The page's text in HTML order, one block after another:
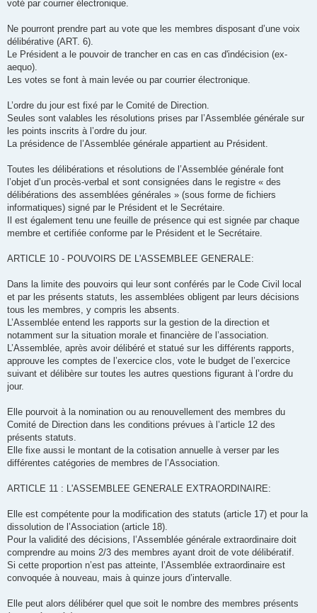
voté par courrier électronique.
Ne pourront prendre part au vote que les membres disposant d’une voix
délibérative (ART. 6).
Le Président a le pouvoir de trancher en cas en cas d'indécision (ex-
aequo).
Les votes se font à main levée ou par courrier électronique.
L’ordre du jour est fixé par le Comité de Direction.
Seules sont valables les résolutions prises par l’Assemblée générale sur
les points inscrits à l’ordre du jour.
La présidence de l’Assemblée générale appartient au Président.
Toutes les délibérations et résolutions de l’Assemblée générale font
l’objet d’un procès-verbal et sont consignées dans le registre « des
délibérations des assemblées générales » (sous forme de fichiers
informatiques) signé par le Président et le Secrétaire.
Il est également tenu une feuille de présence qui est signée par chaque
membre et certifiée conforme par le Président et le Secrétaire.
ARTICLE 10 - POUVOIRS DE L'ASSEMBLEE GENERALE:
Dans la limite des pouvoirs qui leur sont conférés par le Code Civil local
et par les présents statuts, les assemblées obligent par leurs décisions
tous les membres, y compris les absents.
L’Assemblée entend les rapports sur la gestion de la direction et
notamment sur la situation morale et financière de l’association.
L’Assemblée, après avoir délibéré et statué sur les différents rapports,
approuve les comptes de l’exercice clos, vote le budget de l’exercice
suivant et délibère sur toutes les autres questions figurant à l’ordre du
jour.
Elle pourvoit à la nomination ou au renouvellement des membres du
Comité de Direction dans les conditions prévues à l’article 12 des
présents statuts.
Elle fixe aussi le montant de la cotisation annuelle à verser par les
différentes catégories de membres de l’Association.
ARTICLE 11 : L'ASSEMBLEE GENERALE EXTRAORDINAIRE:
Elle est compétente pour la modification des statuts (article 17) et pour la
dissolution de l’Association (article 18).
Pour la validité des décisions, l’Assemblée générale extraordinaire doit
comprendre au moins 2/3 des membres ayant droit de vote délibératif.
Si cette proportion n’est pas atteinte, l’Assemblée extraordinaire est
convoquée à nouveau, mais à quinze jours d’intervalle.
Elle peut alors délibérer quel que soit le nombre des membres présents